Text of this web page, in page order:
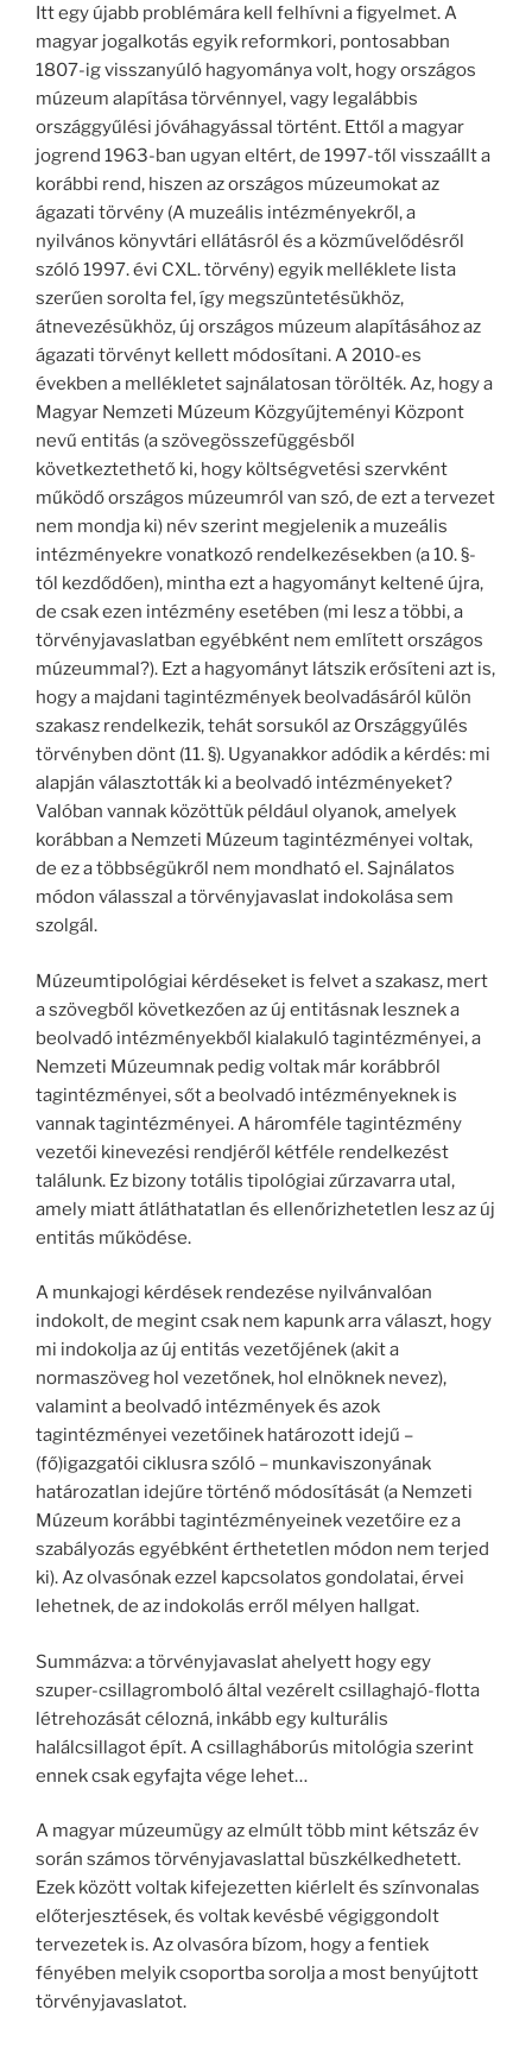
Itt egy újabb problémára kell felhívni a figyelmet. A
magyar jogalkotás egyik reformkori, pontosabban
1807-ig visszanyúló hagyománya volt, hogy országos
múzeum alapítása törvénnyel, vagy legalábbis
országgyűlési jóváhagyással történt. Ettől a magyar
jogrend 1963-ban ugyan eltért, de 1997-től visszaállt a
korábbi rend, hiszen az országos múzeumokat az
ágazati törvény (A muzeális intézményekről, a
nyilvános könyvtári ellátásról és a közművelődésről
szóló 1997. évi CXL. törvény) egyik melléklete lista
szerűen sorolta fel, így megszüntetésükhöz,
átnevezésükhöz, új országos múzeum alapításához az
ágazati törvényt kellett módosítani. A 2010-es
években a mellékletet sajnálatosan törölték. Az, hogy a
Magyar Nemzeti Múzeum Közgyűjteményi Központ
nevű entitás (a szövegösszefüggésből
következtethető ki, hogy költségvetési szervként
működő országos múzeumról van szó, de ezt a tervezet
nem mondja ki) név szerint megjelenik a muzeális
intézményekre vonatkozó rendelkezésekben (a 10. §-
tól kezdődően), mintha ezt a hagyományt keltené újra,
de csak ezen intézmény esetében (mi lesz a többi, a
törvényjavaslatban egyébként nem említett országos
múzeummal?). Ezt a hagyományt látszik erősíteni azt is,
hogy a majdani tagintézmények beolvadásáról külön
szakasz rendelkezik, tehát sorsukól az Országgyűlés
törvényben dönt (11. §). Ugyanakkor adódik a kérdés: mi
alapján választották ki a beolvadó intézményeket?
Valóban vannak közöttük például olyanok, amelyek
korábban a Nemzeti Múzeum tagintézményei voltak,
de ez a többségükről nem mondható el. Sajnálatos
módon válasszal a törvényjavaslat indokolása sem
szolgál.
Múzeumtipológiai kérdéseket is felvet a szakasz, mert
a szövegből következően az új entitásnak lesznek a
beolvadó intézményekből kialakuló tagintézményei, a
Nemzeti Múzeumnak pedig voltak már korábbról
tagintézményei, sőt a beolvadó intézményeknek is
vannak tagintézményei. A háromféle tagintézmény
vezetői kinevezési rendjéről kétféle rendelkezést
találunk. Ez bizony totális tipológiai zűrzavarra utal,
amely miatt átláthatatlan és ellenőrizhetetlen lesz az új
entitás működése.
A munkajogi kérdések rendezése nyilvánvalóan
indokolt, de megint csak nem kapunk arra választ, hogy
mi indokolja az új entitás vezetőjének (akit a
normaszöveg hol vezetőnek, hol elnöknek nevez),
valamint a beolvadó intézmények és azok
tagintézményei vezetőinek határozott idejű –
(fő)igazgatói ciklusra szóló – munkaviszonyának
határozatlan idejűre történő módosítását (a Nemzeti
Múzeum korábbi tagintézményeinek vezetőire ez a
szabályozás egyébként érthetetlen módon nem terjed
ki). Az olvasónak ezzel kapcsolatos gondolatai, érvei
lehetnek, de az indokolás erről mélyen hallgat.
Summázva: a törvényjavaslat ahelyett hogy egy
szuper-csillagromboló által vezérelt csillaghajó-flotta
létrehozását célozná, inkább egy kulturális
halálcsillagot épít. A csillagháborús mitológia szerint
ennek csak egyfajta vége lehet…
A magyar múzeumügy az elmúlt több mint kétszáz év
során számos törvényjavaslattal büszkélkedhetett.
Ezek között voltak kifejezetten kiérlelt és színvonalas
előterjesztések, és voltak kevésbé végiggondolt
tervezetek is. Az olvasóra bízom, hogy a fentiek
fényében melyik csoportba sorolja a most benyújtott
törvényjavaslatot.